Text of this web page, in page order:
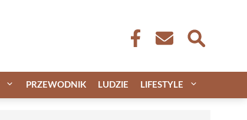
PRZEWODNIK LUDZIE LIFESTYLE